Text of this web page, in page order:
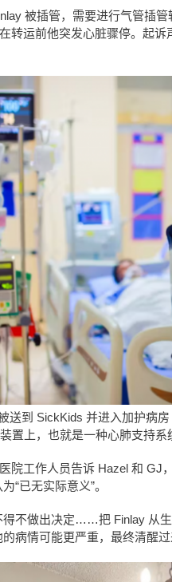
被插管，需要进行气管插
转运前他突发心脏骤停。起
送到 SickKids 并进入加护病
置上，也就是一种心肺支持系
院工作人员告诉 Hazel 和 GJ
“已无实际意义”。
得不做出决定……把 Finlay 从
的病情可能更严重，最终清醒